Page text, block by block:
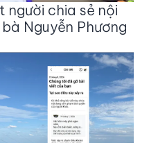
người chia sẻ nội
Nguyễn Phương